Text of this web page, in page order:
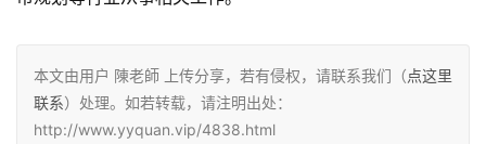
本文由用户 陳老師 上传分享，若有侵权，请联系我们（点这里
联系）处理。如若转载，请注明出处：
http://www.yyquan.vip/4838.html